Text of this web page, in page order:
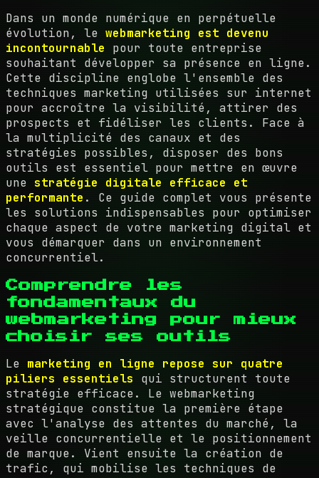
Dans un monde numérique en perpétuelle
évolution, le webmarketing est devenu
incontournable pour toute entreprise
souhaitant développer sa présence en ligne.
Cette discipline englobe l'ensemble des
techniques marketing utilisées sur internet
pour accroître la visibilité, attirer des
prospects et fidéliser les clients. Face à
la multiplicité des canaux et des
stratégies possibles, disposer des bons
outils est essentiel pour mettre en œuvre
une stratégie digitale efficace et
performante . Ce guide complet vous présente
les solutions indispensables pour optimiser
chaque aspect de votre marketing digital et
vous démarquer dans un environnement
concurrentiel.
Comprendre les
fondamentaux du
webmarketing pour mieux
choisir ses outils
Le marketing en ligne repose sur quatre
piliers essentiels qui structurent toute
stratégie efficace. Le webmarketing
stratégique constitue la première étape
avec l'analyse des attentes du marché, la
veille concurrentielle et le positionnement
de marque. Vient ensuite la création de
trafic, qui mobilise les techniques de